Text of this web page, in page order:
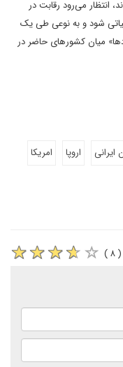
انتظار می‌رود رقابت در
شود و به نوعی طی یک
میان کشورهای حاضر در
ایرانی اروپا
امریکا
( ۸ )